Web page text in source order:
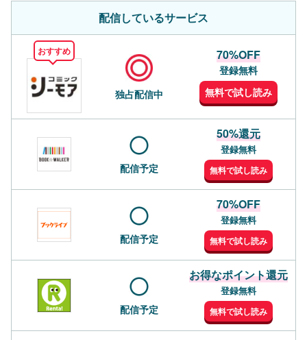
配信しているサービス
おすすめ
独占配信中
70%OFF
登録無料
無料で試し読み
配信予定
50%還元
登録無料
無料で試し読み
配信予定
70%OFF
登録無料
無料で試し読み
配信予定
お得なポイント還元
登録無料
無料で試し読み